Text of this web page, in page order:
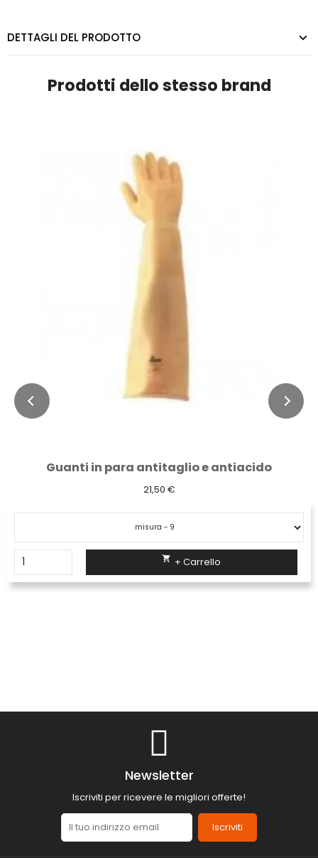
DETTAGLI DEL PRODOTTO
Prodotti dello stesso brand
Armadio per spogliatoio monoblocco da 2...
589,70 €
Newsletter
Iscriviti per ricevere le migliori offerte!
Iscriviti